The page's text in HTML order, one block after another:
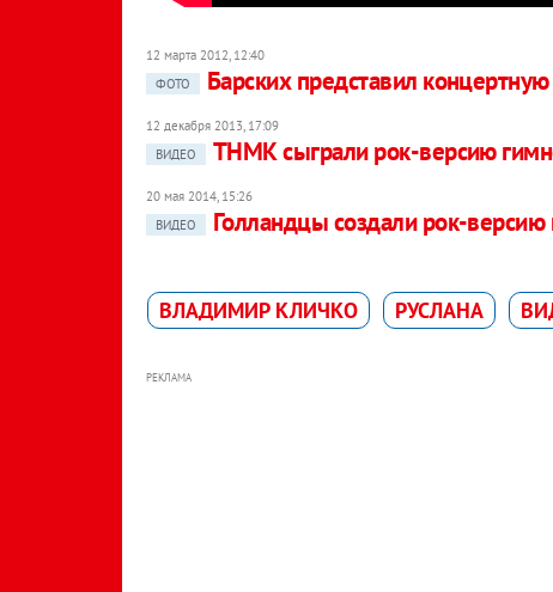
12 марта 2012, 12:40
ФОТО
Барских представил
12 декабря 2013, 17:09
ВИДЕО
ТНМК сыграли рок-версию
20 мая 2014, 15:26
ВИДЕО
Голландцы создали рок-версию
ВЛАДИМИР КЛИЧКО РУСЛАНА
РЕКЛАМА